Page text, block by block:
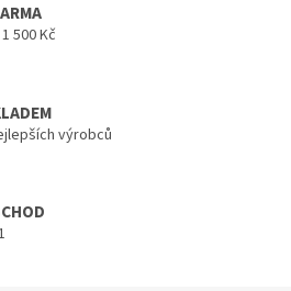
500 Kč
výrobců